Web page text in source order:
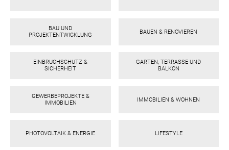
BAU UND
PROJEKTENTWICKLUNG
BAUEN & RENOVIEREN
EINBRUCHSCHUTZ &
SICHERHEIT
GARTEN, TERRASSE UND
BALKON
GEWERBEPROJEKTE &
IMMOBILIEN
IMMOBILIEN & WOHNEN
PHOTOVOLTAIK & ENERGIE LIFESTYLE